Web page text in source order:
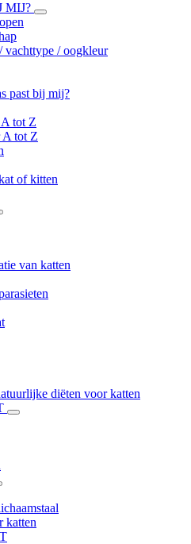
MIJ?
vachttype / oogkleur
past bij mij?
tot Z
A tot Z
of kitten
van katten
diëten voor katten
katten